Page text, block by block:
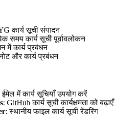
कार्य सूची संपादन
समय कार्य सूची पूर्वावलोकन
में कार्य प्रबंधन
और कार्य प्रबंधन
ईमेल में कार्य सूचियाँ उपयोग करें
: GitHub कार्य सूची कार्यक्षमता को बढ़ाएँ
: स्थानीय फाइल कार्य सूची रेंडरिंग